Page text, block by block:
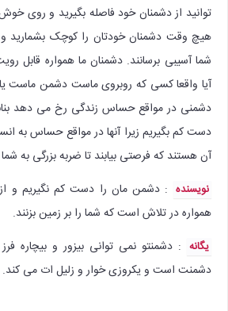
توانید از دشمنان خود فاصله بگیرید و روی خوش
هیچ وقت دشمنان خودتان را کوچک بشمارید و
شما آسیبی برسانند. دشمنان ما همواره قابل
آیا واقعا کسی که روبروی ماست دشمن
دشمنی در مواقع حساس زندگی رخ می دهد
دست کم بگیریم زیرا آنها در مواقع حساس به
آن هستند که فرصتی بیابند تا ضربه بزرگی به شما
نویسنده : دشمن مان را دست کم نگیریم و از
همواره در تلاش است که شما را بر زمین بزنند.
یگانه : دشمنتو نمی توانی بیزور و بیچاره
دشمنت است و یکروزی خوار و زلیل ات می کند.